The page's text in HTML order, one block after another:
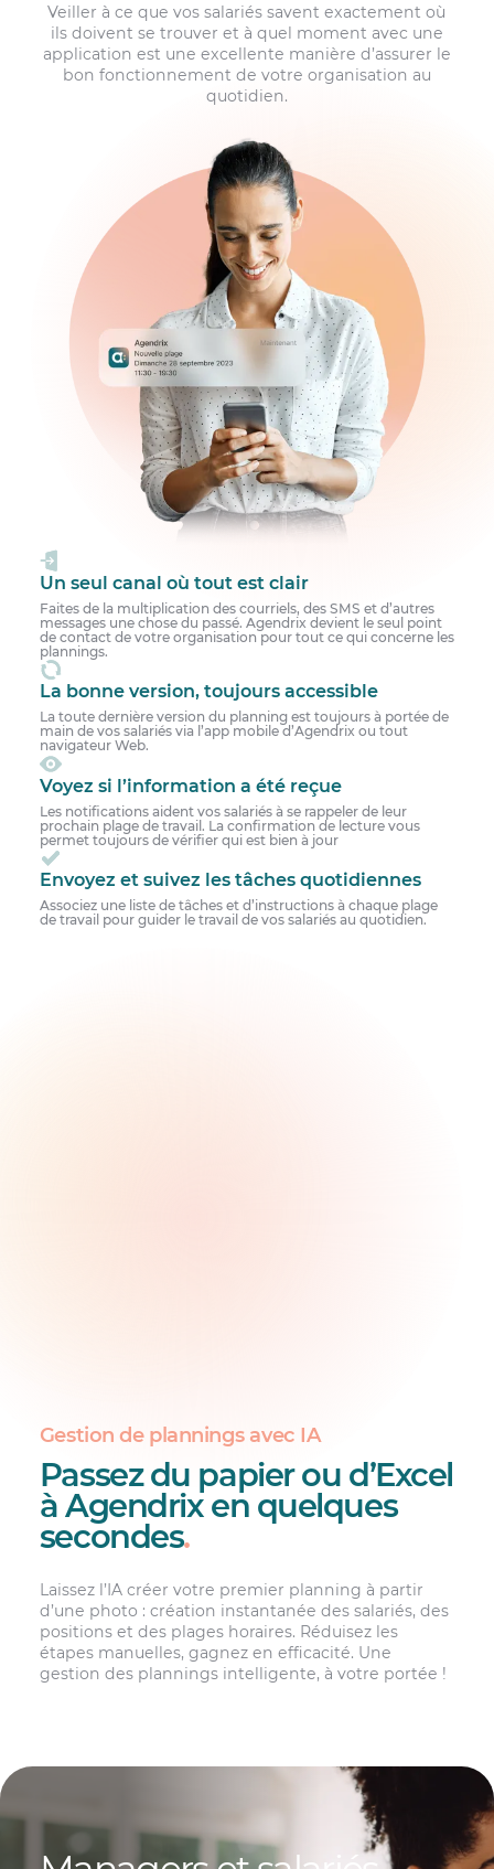
Veiller à ce que vos salariés savent exactement où
ils doivent se trouver et à quel moment avec une
application est une excellente manière d’assurer le
bon fonctionnement de votre organisation au
quotidien.
Un seul canal où tout est clair
Faites de la multiplication des courriels, des SMS et d’autres
messages une chose du passé. Agendrix devient le seul point
de contact de votre organisation pour tout ce qui concerne les
plannings.
La bonne version, toujours accessible
La toute dernière version du planning est toujours à portée de
main de vos salariés via l’app mobile d’Agendrix ou tout
navigateur Web.
Voyez si l’information a été reçue
Les notifications aident vos salariés à se rappeler de leur
prochain plage de travail. La confirmation de lecture vous
permet toujours de vérifier qui est bien à jour
Envoyez et suivez les tâches quotidiennes
Associez une liste de tâches et d’instructions à chaque plage
de travail pour guider le travail de vos salariés au quotidien.
Gestion de plannings avec IA
Passez du papier ou d’Excel
à Agendrix en quelques
secondes.
Laissez l’IA créer votre premier planning à partir
d’une photo : création instantanée des salariés, des
positions et des plages horaires. Réduisez les
étapes manuelles, gagnez en efficacité. Une
gestion des plannings intelligente, à votre portée­ !